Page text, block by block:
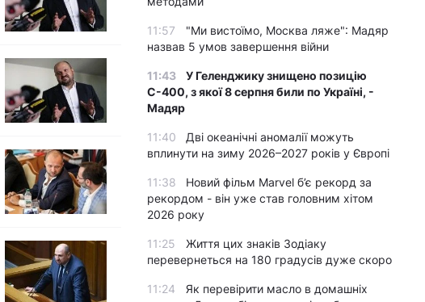
11:57
"Ми вистоїмо, Москва ляже": Мадяр
назвав 5 умов завершення війни
11:43
У Геленджику знищено позицію
С-400, з якої 8 серпня били по Україні, -
Мадяр
11:40
Дві океанічні аномалії можуть
вплинути на зиму 2026–2027 років у Європі
11:38
Новий фільм Marvel б’є рекорд за
рекордом - він уже став головним хітом
2026 року
11:25
Життя цих знаків Зодіаку
перевернеться на 180 градусів дуже скоро
11:24
Як перевірити масло в домашніх